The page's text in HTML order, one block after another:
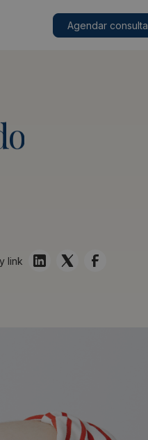
Agendar consulta
link